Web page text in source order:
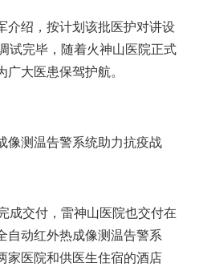
介绍，按计划该批医护对讲设
试完毕，随着火神山医院正式
大医患保驾护航。
像测温告警系统助力抗疫战
成交付，雷神山医院也交付在
自动红外热成像测温告警系
家医院和供医生住宿的酒店